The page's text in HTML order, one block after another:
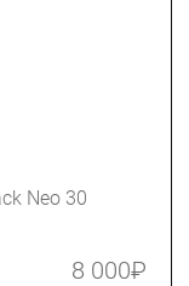
Neo 30
8 000₽